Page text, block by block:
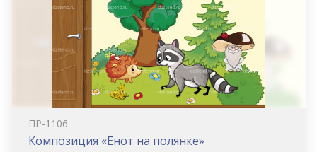
ПР-1106
Композиция «Енот на полянке»